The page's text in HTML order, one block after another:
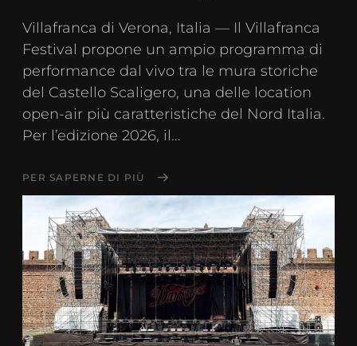
Villafranca di Verona, Italia — Il Villafranca
Festival propone un ampio programma di
performance dal vivo tra le mura storiche
del Castello Scaligero, una delle location
open-air più caratteristiche del Nord Italia.
Per l’edizione 2026, il...
PER SAPERNE DI PIÙ